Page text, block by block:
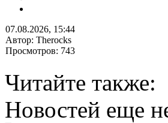
07.08.2026, 15:44
Автор: Therocks
Просмотров: 743
Читайте также:
Новостей еще